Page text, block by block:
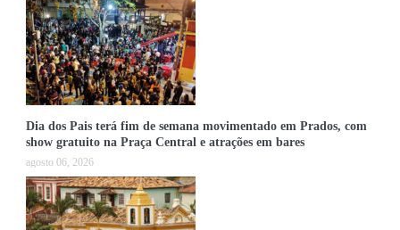
Dia dos Pais terá fim de semana movimentado em Prados, com
show gratuito na Praça Central e atrações em bares
agosto 06, 2026